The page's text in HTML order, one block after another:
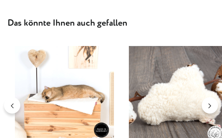
Produktgalerie überspringen
Das könnte Ihnen auch gefallen